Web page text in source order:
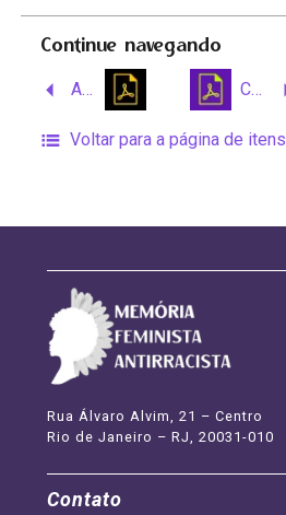
Continue navegando
Anais da V jornada setecentista – Lar doce Lar: o significado da casa para a mulher liberta de Vila Rica no Séc. XVIII Cópia: Revista de Teatro, SBAT, ano 65 – O centenário da Abolição
Voltar para a página de itens
Rua Álvaro Alvim, 21 – Centro
Rio de Janeiro – RJ, 20031-010
Contato